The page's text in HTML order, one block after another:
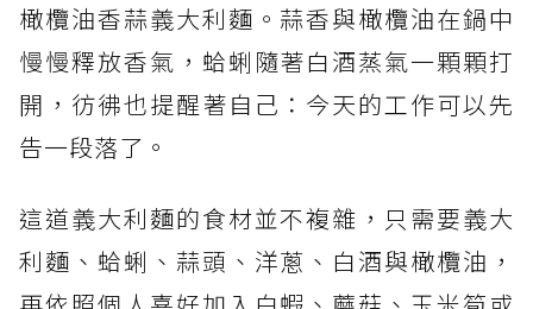
橄欖油香蒜義大利麵。蒜香與橄欖油在鍋中
慢慢釋放香氣，蛤蜊隨著白酒蒸氣一顆顆打
開，彷彿也提醒著自己：今天的工作可以先
告一段落了。
這道義大利麵的食材並不複雜，只需要義大
利麵、蛤蜊、蒜頭、洋蔥、白酒與橄欖油，